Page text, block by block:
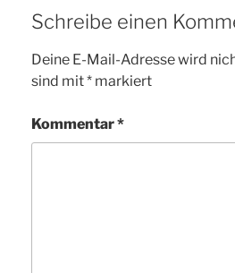
Schreibe einen
Deine E-Mail-Adresse wird
sind mit* markiert
Kommentar*